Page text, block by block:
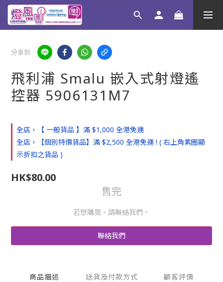
分享到
飛利浦 Smalu 嵌入式射燈遙
控器 5906131M7
全店，【 一般貨品 】滿 $1,000 全港免運
全店，【個別特價貨品】滿 $2,500 全港免運 ! ( 右上角紫圈顯
示折扣之貨品 )
HK$80.00
售完
若想購買，請聯絡我們。
聯絡我們
商品描述 送貨及付款方式 顧客評價